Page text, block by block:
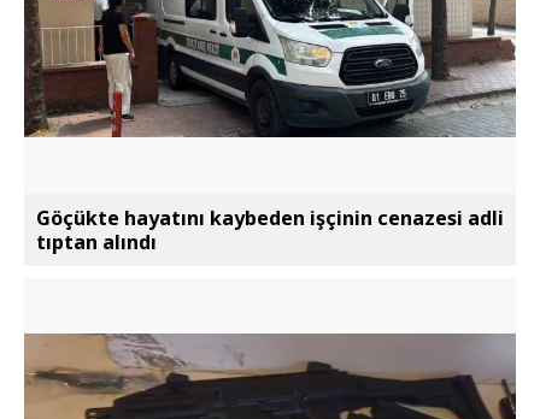
Göçükte hayatını kaybeden işçinin cenazesi adli
tıptan alındı